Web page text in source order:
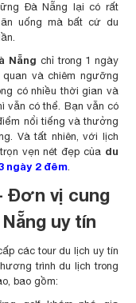
Đà Nẵng lại có rất
uống mà bất cứ du
Nẵng chỉ trong 1 ngày
và chiêm ngưỡng
có nhiều thời gian và
vẫn có thể. Bạn vẫn có
nổi tiếng và thưởng
Và tất nhiên, với lịch
vẹn nét đẹp của du
ngày 2 đêm.
Đơn vị cung
uy tín
các tour du lịch uy tín
trình du lịch trong
bao gồm: